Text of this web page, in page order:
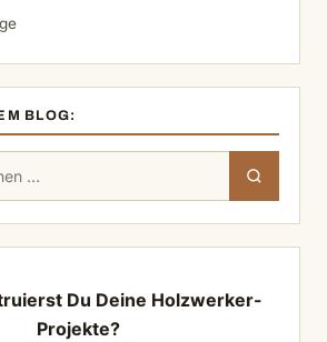
BLOG:
Du Deine Holzwerker-
Projekte?